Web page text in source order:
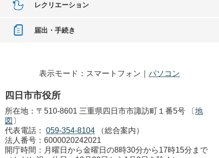
レクリエーション
届出・手続き
表示モード：スマートフォン｜ パソコン
四日市市役所
所在地：〒510-8601 三重県四日市市諏訪町１番5号 〔地
図 〕
代表電話：
059-354-8104
（総合案内）
法人番号：6000020242021
開庁時間：月曜日から金曜日の8時30分から17時15分まで